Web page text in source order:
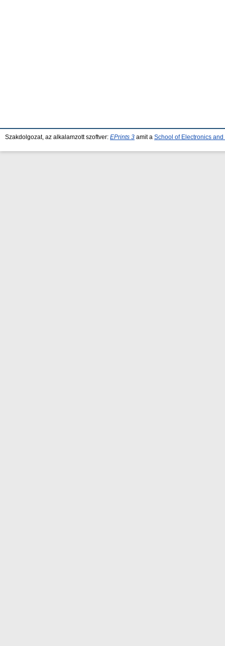
Szakdolgozat, az alkalamzott szoftver: EPrints 3 amit a School of Electronics